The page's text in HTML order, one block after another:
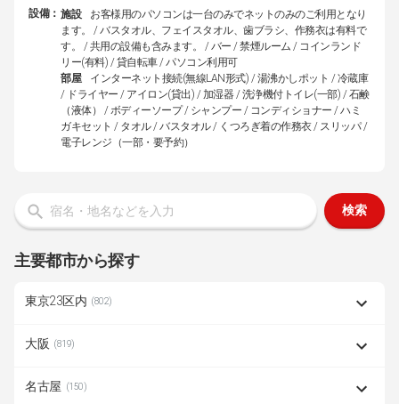
設備： 施設
お客様用のパソコンは一台のみでネットのみのご利用となり
ます。 / バスタオル、フェイスタオル、歯ブラシ、作務衣は有料で
す。 / 共用の設備も含みます。 / バー / 禁煙ルーム / コインランド
リー(有料) / 貸自転車 / パソコン利用可
部屋
インターネット接続(無線LAN形式) / 湯沸かしポット / 冷蔵庫
/ ドライヤー / アイロン(貸出) / 加湿器 / 洗浄機付トイレ(一部) / 石鹸
（液体） / ボディーソープ / シャンプー / コンディショナー / ハミ
ガキセット / タオル / バスタオル / くつろぎ着の作務衣 / スリッパ /
電子レンジ（一部・要予約）
検索
主要都市から探す
東京23区内 (802)
大阪 (819)
名古屋 (150)